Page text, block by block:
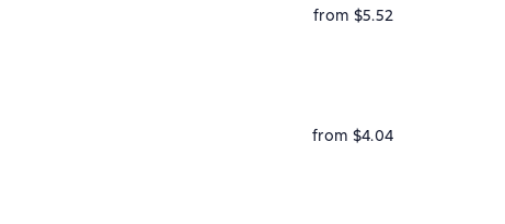
from $5.52
from $4.04